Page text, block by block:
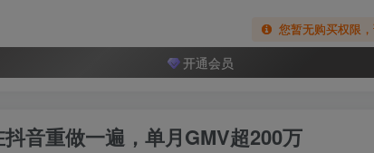
您暂无购买权限
开通会员
音重做一遍，单月GMV超200万